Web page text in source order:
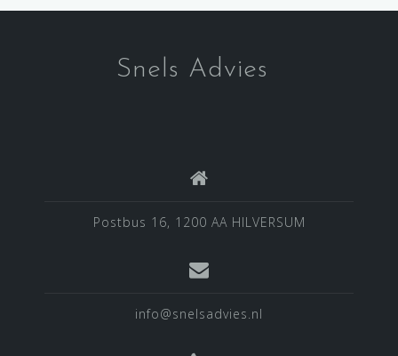
Snels Advies
Postbus 16, 1200 AA HILVERSUM
info@snelsadvies.nl